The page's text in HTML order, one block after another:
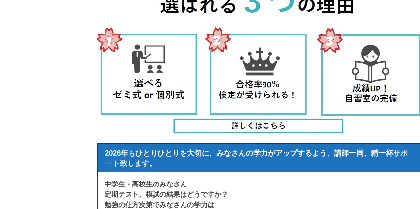
2026年もひとりひとりを大切に、みなさんの学力がアップするよう、講師一同、精一杯サポ
ート致します。
中学生・高校生のみなさん
定期テスト、模試の結果はどうですか？
勉強の仕方次第でみなさんの学力は